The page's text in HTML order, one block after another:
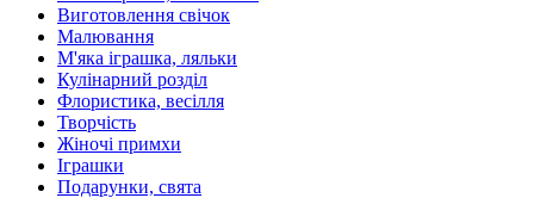
Виготовлення свічок
Малювання
М'яка іграшка, ляльки
Кулінарний розділ
Флористика, весілля
Творчість
Жіночі примхи
Іграшки
Подарунки, свята